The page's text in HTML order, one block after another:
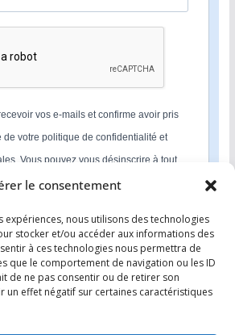
le consentement
expériences, nous utilisons des technologies
stocker et/ou accéder aux informations des
à ces technologies nous permettra de
que le comportement de navigation ou les ID
de ne pas consentir ou de retirer son
un effet négatif sur certaines caractéristiques
vos e-mails et confirme avoir pris
de votre politique de confidentialité et
Vous pouvez vous désinscrire à tout
sur le lien présent dans nos emails.
Sendinblue en tant que plateforme
En soumettant ce formulaire, vous
que les informations que vous allez fournir
à Sendinblue en sa qualité de